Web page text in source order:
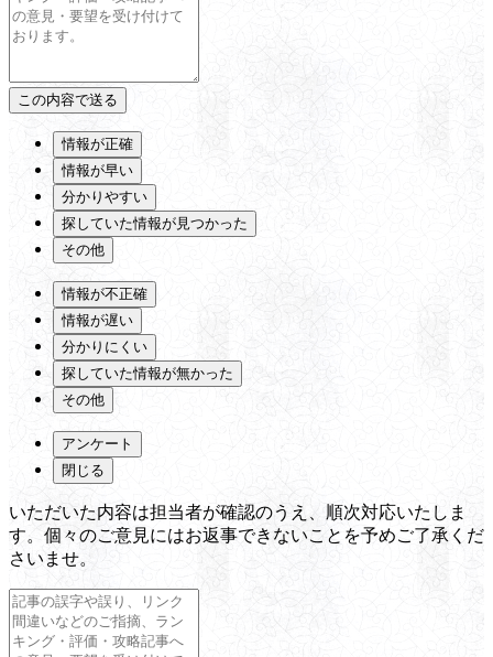
情報が正確
情報が早い
分かりやすい
探していた情報が見つかった
その他
情報が不正確
情報が遅い
分かりにくい
探していた情報が無かった
その他
アンケート
閉じる
いただいた内容は担当者が確認のうえ、順次対応いたしま
す。個々のご意見にはお返事できないことを予めご了承くだ
さいませ。